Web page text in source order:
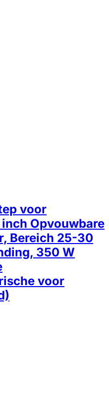
voor
Opvouwbare
Bereich 25-30
350 W
voor